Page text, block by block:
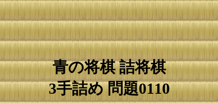
青の将棋 詰将棋
3手詰め 問題0110